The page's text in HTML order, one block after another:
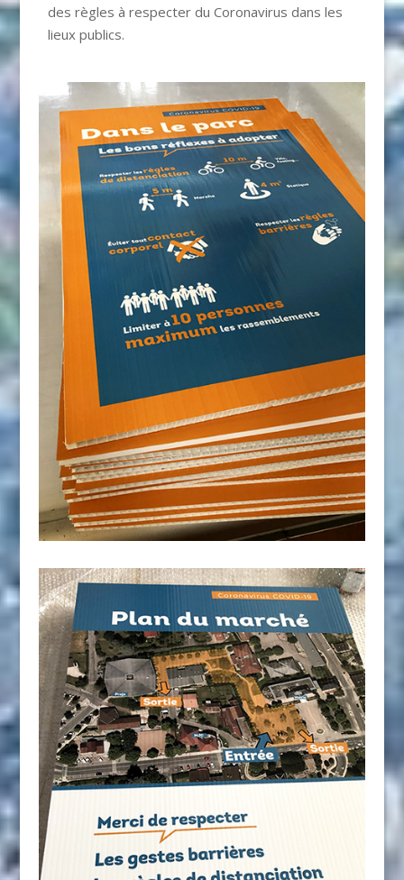
des règles à respecter du Coronavirus dans les
lieux publics.